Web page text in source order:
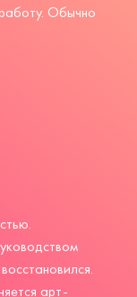
Обычно
арт-